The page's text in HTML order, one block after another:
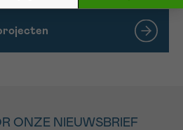
ONZE NIEUWSBRIEF